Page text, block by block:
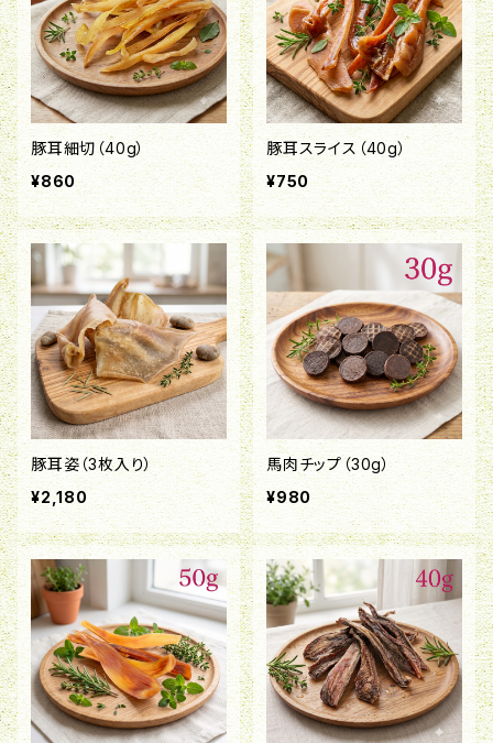
豚耳細切（40g）
¥860
豚耳スライス（40g）
¥750
豚耳姿（3枚入り）
¥2,180
馬肉チップ（30g）
¥980